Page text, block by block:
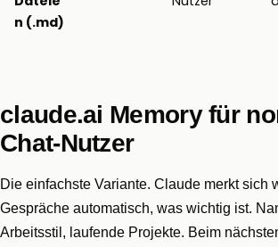
n (.md)
claude.ai Memory für
Chat-Nutzer
Die einfachste Variante. Claude merkt sich
Gespräche automatisch, was wichtig ist.
Arbeitsstil, laufende Projekte. Beim